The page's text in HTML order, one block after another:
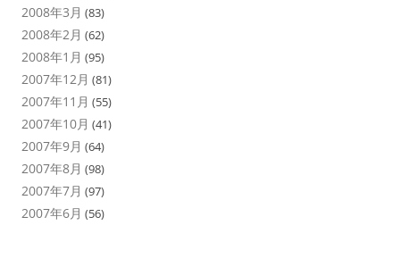
2008年3月 (83)
2008年2月 (62)
2008年1月 (95)
2007年12月 (81)
2007年11月 (55)
2007年10月 (41)
2007年9月 (64)
2007年8月 (98)
2007年7月 (97)
2007年6月 (56)